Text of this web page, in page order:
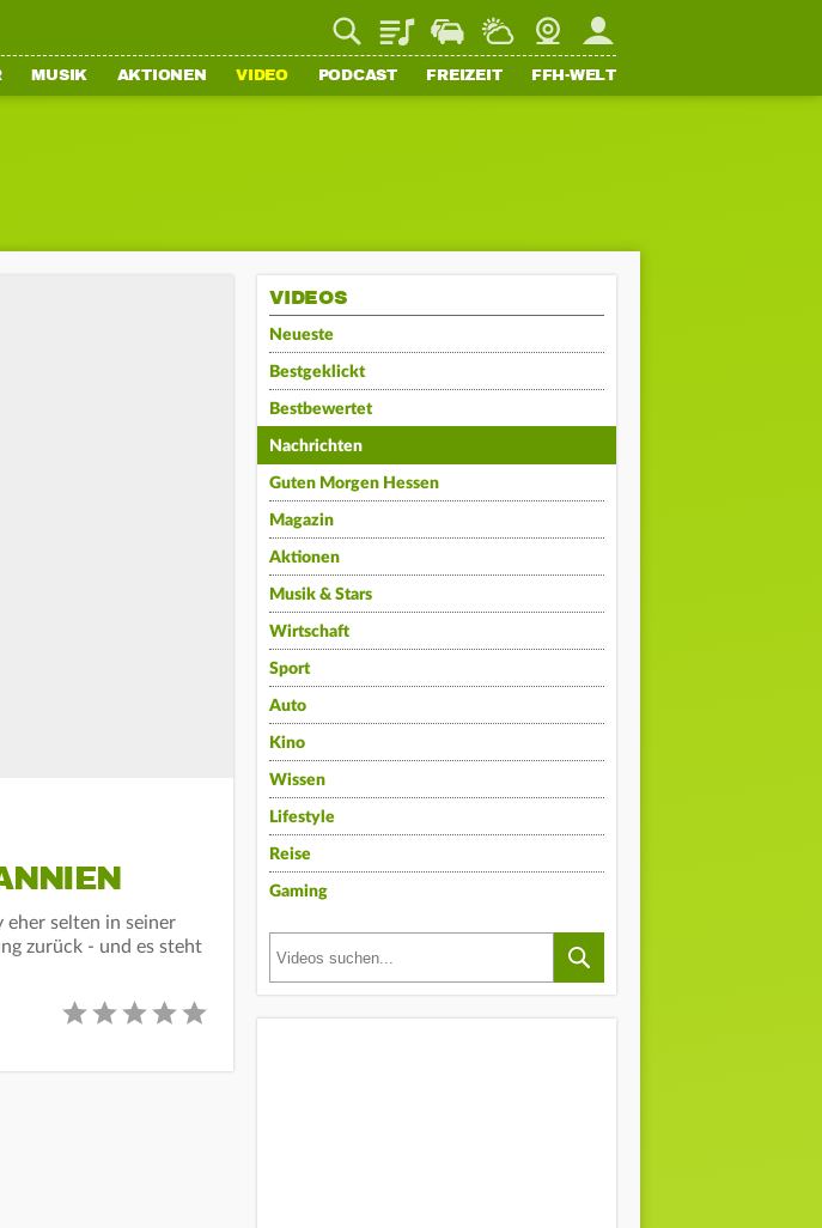
PlaylistStaupilotWetterWebcamMein FFH
MUSIK AKTIONEN VIDEO PODCAST FREIZEIT FFH-WELT
eher selten in seiner
zurück - und es steht
VIDEOS
Neueste
Bestgeklickt
Bestbewertet
Nachrichten
Guten Morgen Hessen
Magazin
Aktionen
Musik & Stars
Wirtschaft
Sport
Auto
Kino
Wissen
Lifestyle
Reise
Gaming